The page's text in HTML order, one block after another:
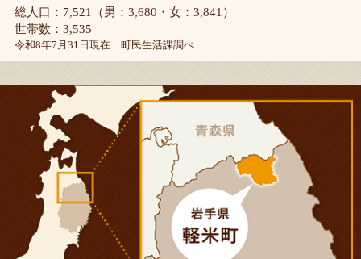
総人口：7,521（男：3,680・女：3,841）
世帯数：3,535
令和8年7月31日現在 町民生活課調べ